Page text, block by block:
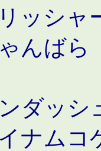
ッシャ
んばら
ダッシ
ナムコ